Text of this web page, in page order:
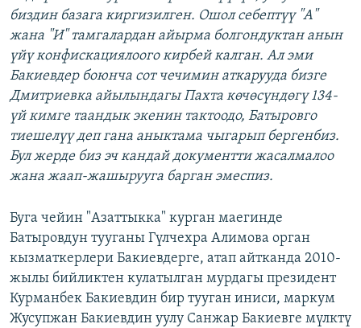
биздин базага киргизилген. Ошол себептүү "А"
жана "И" тамгалардан айырма болгондуктан анын
үйү конфискациялоого кирбей калган. Ал эми
Бакиевдер боюнча сот чечимин аткарууда бизге
Дмитриевка айылындагы Пахта көчөсүндөгү 134-
үй кимге таандык экенин тактоодо, Батыровго
тиешелүү деп гана аныктама чыгарып бергенбиз.
Бул жерде биз эч кандай документти жасалмалоо
жана жаап-жашырууга барган эмеспиз.
Буга чейин "Азаттыкка" курган маегинде
Батыровдун тууганы Гүлчехра Алимова орган
кызматкерлери Бакиевдерге, атап айтканда 2010-
жылы бийликтен кулатылган мурдагы президент
Курманбек Бакиевдин бир тууган иниси, маркум
Жусупжан Бакиевдин уулу Санжар Бакиевге мүлктү